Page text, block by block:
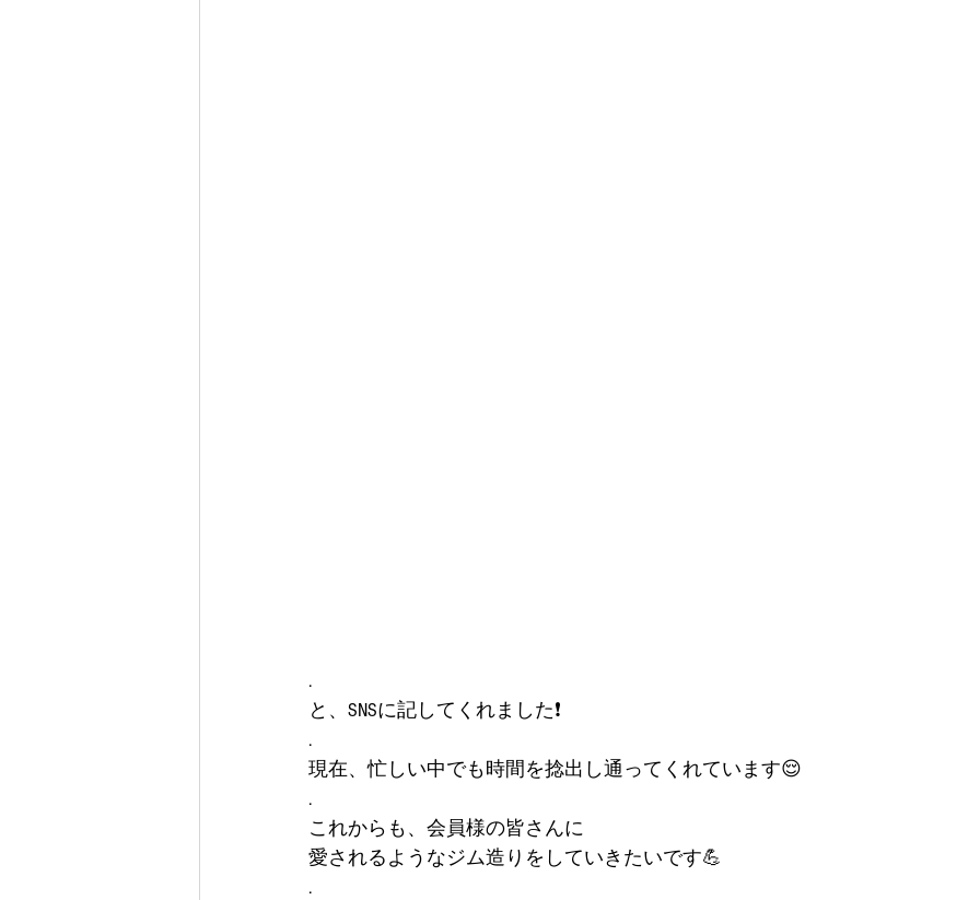
.
と、SNSに記してくれました❗
.
現在、忙しい中でも時間を捻出し通ってくれています😌
.
これからも、会員様の皆さんに
愛されるようなジム造りをしていきたいです💪
.